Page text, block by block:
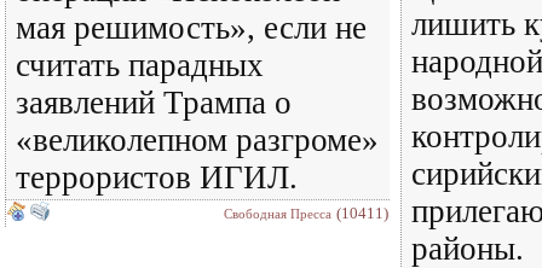
мая решимость», если не
считать парадных
заявлений Трампа о
«великолепном разгроме»
террористов ИГИЛ.
Свободная Пресса (10411)
лишить
районы.